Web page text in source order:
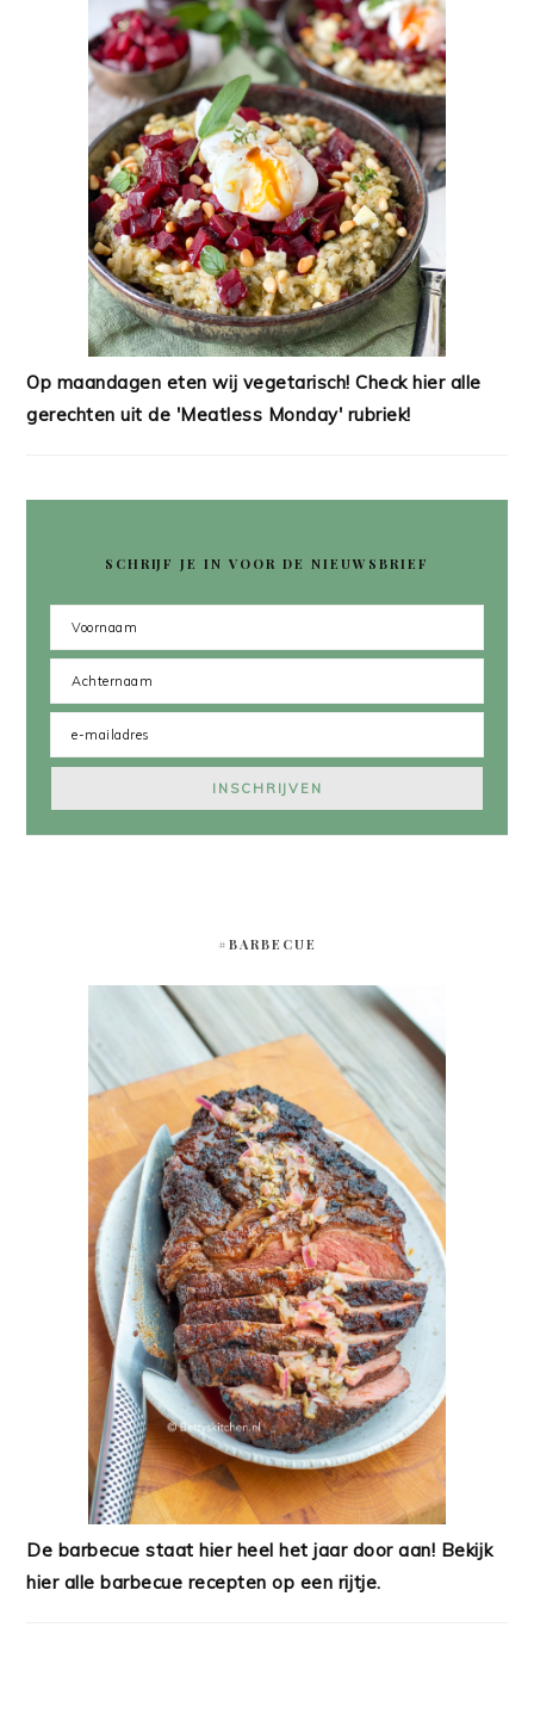
Op maandagen eten wij vegetarisch! Check hier alle
gerechten uit de 'Meatless Monday' rubriek!
SCHRIJF JE IN VOOR DE NIEUWSBRIEF
#BARBECUE
De barbecue staat hier heel het jaar door aan! Bekijk
hier alle barbecue recepten op een rijtje.